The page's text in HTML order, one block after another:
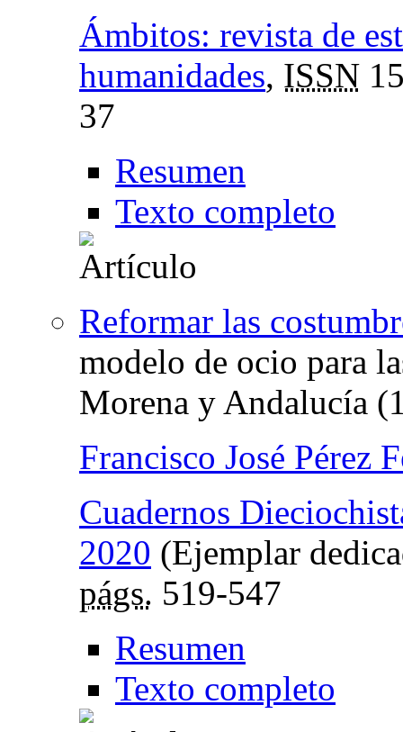
Ámbitos: revista de
humanidades, ISSN
37
Resumen
Texto completo
Reformar las
modelo de ocio para
Morena y Andalucía
Francisco José Pérez
Cuadernos
2020 (Ejemplar
págs. 519-547
Resumen
Texto completo